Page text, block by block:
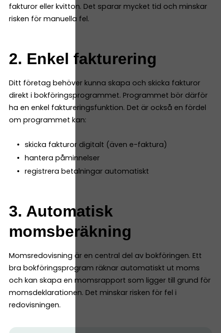
fakturor eller kvitton. Det sparar mycket tid och minskar
risken för manuella fel.
2. Enkel fakturering
Ditt företag behöver kunna skapa och skicka fakturor
direkt i bokföringsprogrammet. Programmet bör därför
ha en enkel faktureringsfunktion. Det är också en fördel
om programmet kan:
skicka fakturor digitalt (även e-faktura)
hantera påminnelser
registrera betalningar automatiskt
3. Automatisk
momsberäkning
Momsredovisning är en central del av bokföringen. Ett
bra bokföringsprogram räknar automatiskt ut moms
och kan skapa en momsrapport som ligger till grund för
momsdeklarationen. Det minskar risken för fel i
redovisningen.